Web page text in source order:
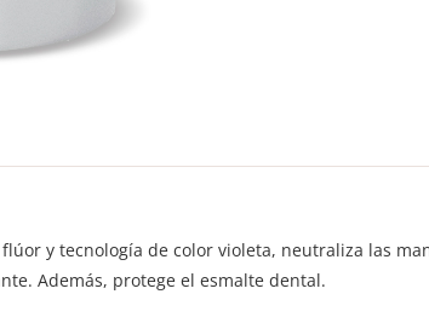
y tecnología de color violeta, neutraliza las
Además, protege el esmalte dental.